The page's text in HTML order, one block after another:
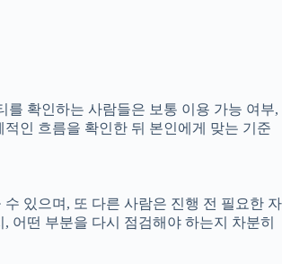
를 확인하는 사람들은 보통 이용 가능 여부,
인 흐름을 확인한 뒤 본인에게 맞는 기준
있으며, 또 다른 사람은 진행 전 필요한 자
어떤 부분을 다시 점검해야 하는지 차분히